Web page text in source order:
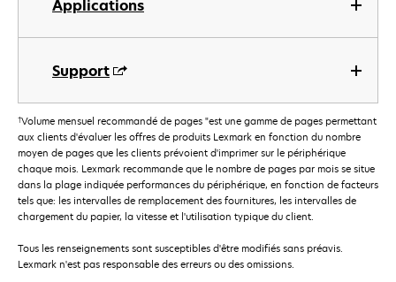
Applications
Support
†Volume mensuel recommandé de pages "est une gamme de pages permettant
aux clients d'évaluer les offres de produits Lexmark en fonction du nombre
moyen de pages que les clients prévoient d'imprimer sur le périphérique
chaque mois. Lexmark recommande que le nombre de pages par mois se situe
dans la plage indiquée performances du périphérique, en fonction de facteurs
tels que: les intervalles de remplacement des fournitures, les intervalles de
chargement du papier, la vitesse et l'utilisation typique du client.
Tous les renseignements sont susceptibles d'être modifiés sans préavis.
Lexmark n'est pas responsable des erreurs ou des omissions.